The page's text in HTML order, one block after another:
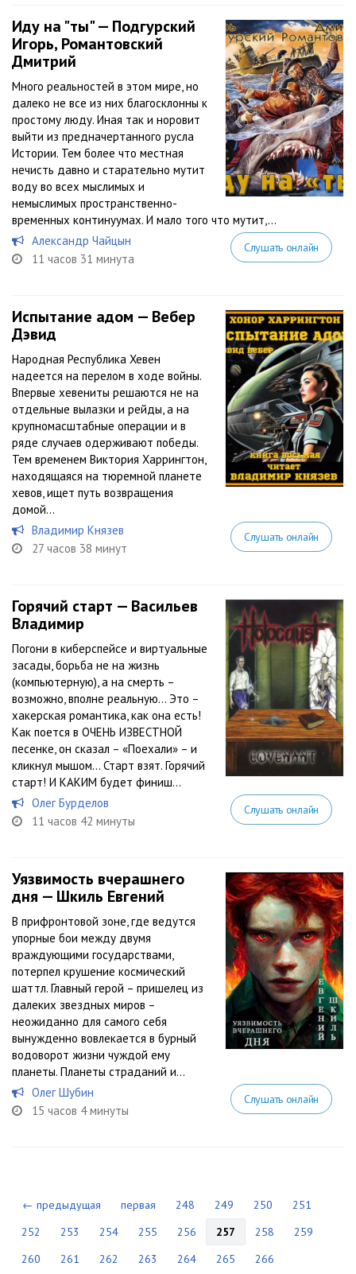
Иду на "ты" — Подгурский
Игорь, Романтовский
Дмитрий
Много реальностей в этом мире, но
далеко не все из них благосклонны к
простому люду. Иная так и норовит
выйти из предначертанного русла
Истории. Тем более что местная
нечисть давно и старательно мутит
воду во всех мыслимых и
немыслимых пространственно-
временных континуумах. И мало того что мутит,...
Александр Чайцын
11 часов 31 минута
Слушать онлайн
Испытание адом — Вебер
Дэвид
Народная Республика Хевен
надеется на перелом в ходе войны.
Впервые хевениты решаются не на
отдельные вылазки и рейды, а на
крупномасштабные операции и в
ряде случаев одерживают победы.
Тем временем Виктория Харрингтон,
находящаяся на тюремной планете
хевов, ищет путь возвращения
домой…
Владимир Князев
27 часов 38 минут
Слушать онлайн
Горячий старт — Васильев
Владимир
Погони в киберспейсе и виртуальные
засады, борьба не на жизнь
(компьютерную), а на смерть –
возможно, вполне реальную… Это –
хакерская романтика, как она есть!
Как поется в ОЧЕНЬ ИЗВЕСТНОЙ
песенке, он сказал – «Поехали» – и
кликнул мышом… Старт взят. Горячий
старт! И КАКИМ будет финиш...
Олег Бурделов
11 часов 42 минуты
Слушать онлайн
Уязвимость вчерашнего
дня — Шкиль Евгений
В прифронтовой зоне, где ведутся
упорные бои между двумя
враждующими государствами,
потерпел крушение космический
шаттл. Главный герой – пришелец из
далеких звездных миров –
неожиданно для самого себя
вынужденно вовлекается в бурный
водоворот жизни чуждой ему
планеты. Планеты страданий и...
Олег Шубин
15 часов 4 минуты
Слушать онлайн
← предыдущая первая 248 249 250
251
252
253 254 255 256 257 258
259
260
261 262 263 264 265 266